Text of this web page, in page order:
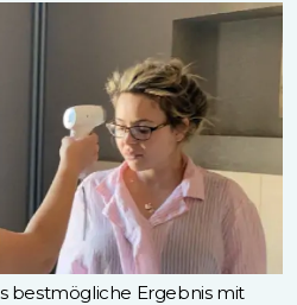
bestmögliche Ergebnis mit